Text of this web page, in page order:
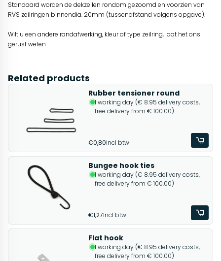
Standaard worden de dekzeilen rondom gezoomd en voorzien van
RVS zeilringen binnendia. 20mm (tussenafstand volgens opgave).
Wilt u een andere randafwerking, kleur of type zeilring, laat het ons
gerust weten.
Related products
Rubber tensioner round
1 working day (€ 8.95 delivery costs,
free delivery from € 100.00)
€0,80Incl btw
Bungee hook ties
1 working day (€ 8.95 delivery costs,
free delivery from € 100.00)
€1,27Incl btw
Flat hook
1 working day (€ 8.95 delivery costs,
free delivery from € 100.00)